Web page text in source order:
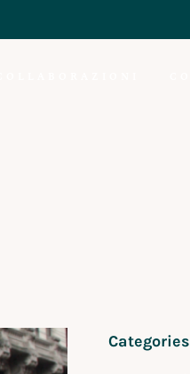
Categories